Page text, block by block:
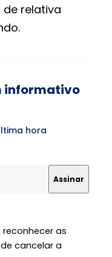
relativa
informativo
hora
reconhecer as
cancelar a